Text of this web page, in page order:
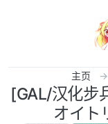
主页
[GAL/汉化步
オイト